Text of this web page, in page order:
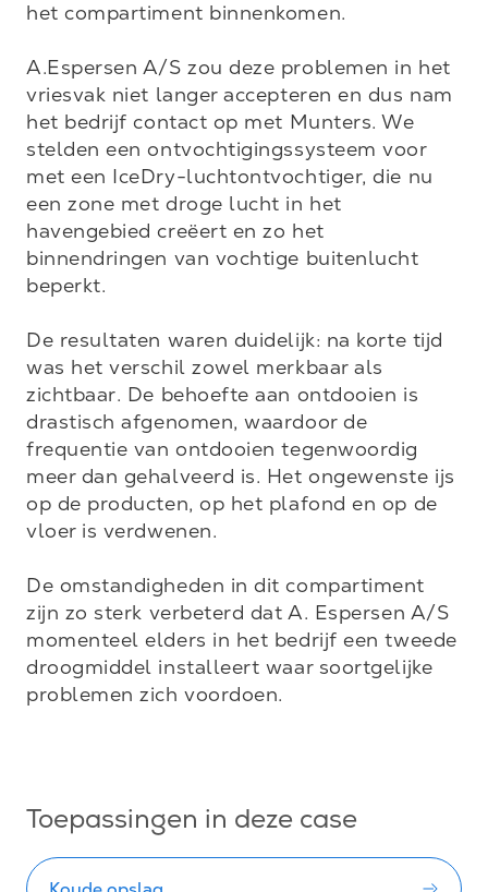
het compartiment binnenkomen.
A.Espersen A/S zou deze problemen in het
vriesvak niet langer accepteren en dus nam
het bedrijf contact op met Munters. We
stelden een ontvochtigingssysteem voor
met een IceDry-luchtontvochtiger, die nu
een zone met droge lucht in het
havengebied creëert en zo het
binnendringen van vochtige buitenlucht
beperkt.
De resultaten waren duidelijk: na korte tijd
was het verschil zowel merkbaar als
zichtbaar. De behoefte aan ontdooien is
drastisch afgenomen, waardoor de
frequentie van ontdooien tegenwoordig
meer dan gehalveerd is. Het ongewenste ijs
op de producten, op het plafond en op de
vloer is verdwenen.
De omstandigheden in dit compartiment
zijn zo sterk verbeterd dat A. Espersen A/S
momenteel elders in het bedrijf een tweede
droogmiddel installeert waar soortgelijke
problemen zich voordoen.
Toepassingen in deze case